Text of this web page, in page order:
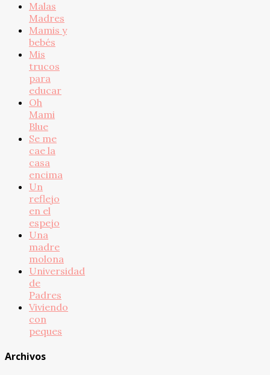
Malas
Madres
Mamis y
bebés
Mis
trucos
para
educar
Oh
Mami
Blue
Se me
cae la
casa
encima
Un
reflejo
en el
espejo
Una
madre
molona
Universidad
de
Padres
Viviendo
con
peques
Archivos